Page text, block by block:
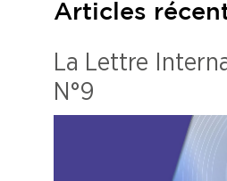
Articles
La Lettre
N°9